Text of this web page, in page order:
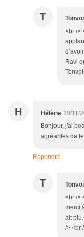
T
<br />
Ravi
H Hélène 20/11/
Bonjour, j'ai
agréables de
Répondre
T
<br />
merci
ait
/> <br